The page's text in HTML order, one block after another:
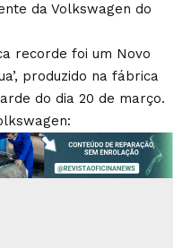
da Volkswagen do
recorde foi um Novo
produzido na fábrica
do dia 20 de março.